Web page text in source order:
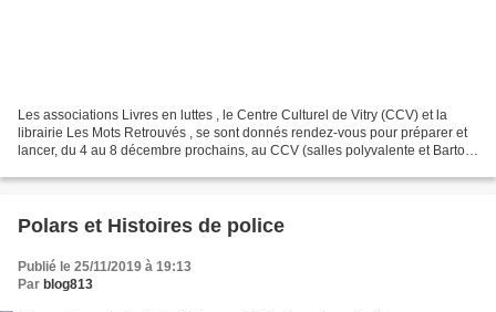
Les associations Livres en luttes , le Centre Culturel de Vitry (CCV) et la
librairie Les Mots Retrouvés , se sont donnés rendez-vous pour préparer et
lancer, du 4 au 8 décembre prochains, au CCV (salles polyvalente et Bartok
Polars et Histoires de police
Publié le 25/11/2019 à 19:13
Par blog813